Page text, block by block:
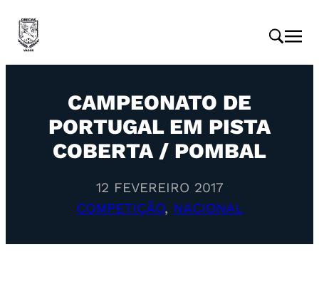
CAMPEONATO DE
PORTUGAL EM PISTA
COBERTA / POMBAL
12 FEVEREIRO 2017
COMPETIÇÃO, NACIONAL